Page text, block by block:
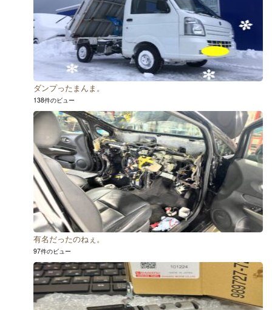
ダンプったまんま。
138件のビュー
有名だったのねぇ。
97件のビュー